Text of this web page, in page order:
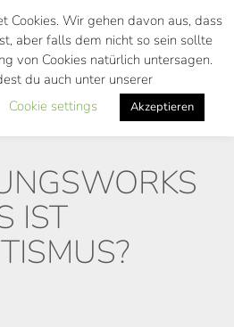
IST
Cookies. Wir gehen davon aus, dass
aber falls dem nicht so sein sollte
von Cookies natürlich untersagen.
du auch unter unserer
Cookie settings Akzeptieren